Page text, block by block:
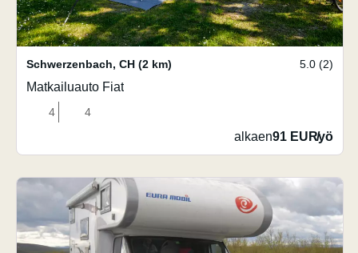
Schwerzenbach, CH (2 km) 5.0 (2)
Matkailuauto Fiat
4 4
alkaen91 EUR/yö